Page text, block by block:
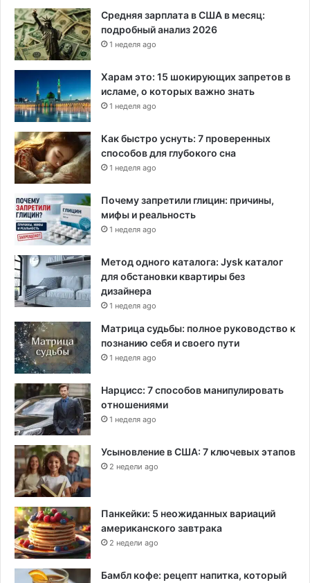
е
ш
е
н
и
я
н
а
с
п
л
о
а
н
и
е
э
к
с
т
р
е
н
н
ы
х
с
л
у
ч
а
я
Средняя зарплата в США в месяц:
подробный анализ 2026
1 неделя ago
Харам это: 15 шокирующих запретов в
исламе, о которых важно знать
1 неделя ago
Как быстро уснуть: 7 проверенных
способов для глубокого сна
1 неделя ago
Почему запретили глицин: причины,
мифы и реальность
1 неделя ago
Метод одного каталога: Jysk каталог
для обстановки квартиры без
дизайнера
1 неделя ago
Матрица судьбы: полное руководство к
познанию себя и своего пути
1 неделя ago
Нарцисс: 7 способов манипулировать
отношениями
1 неделя ago
Усыновление в США: 7 ключевых этапов
2 недели ago
Панкейки: 5 неожиданных вариаций
американского завтрака
2 недели ago
Бамбл кофе: рецепт напитка, который